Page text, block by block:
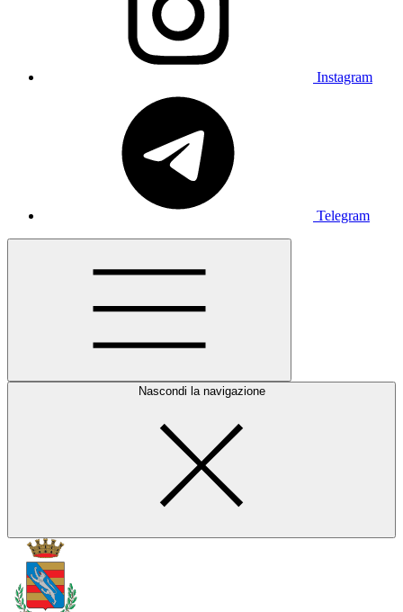
Instagram
Telegram
Nascondi la navigazione